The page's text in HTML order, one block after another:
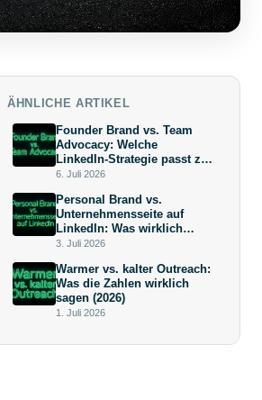
ÄHNLICHE ARTIKEL
Founder Brand vs. Team
Advocacy: Welche
LinkedIn-Strategie passt zu
deiner Wachstumsphase?
6. Juli 2026
Personal Brand vs.
Unternehmensseite auf
LinkedIn: Was wirklich
mehr bringt (und warum die
Überraschung ist)
3. Juli 2026
Warmer vs. kalter Outreach:
Was die Zahlen wirklich
sagen (2026)
1. Juli 2026